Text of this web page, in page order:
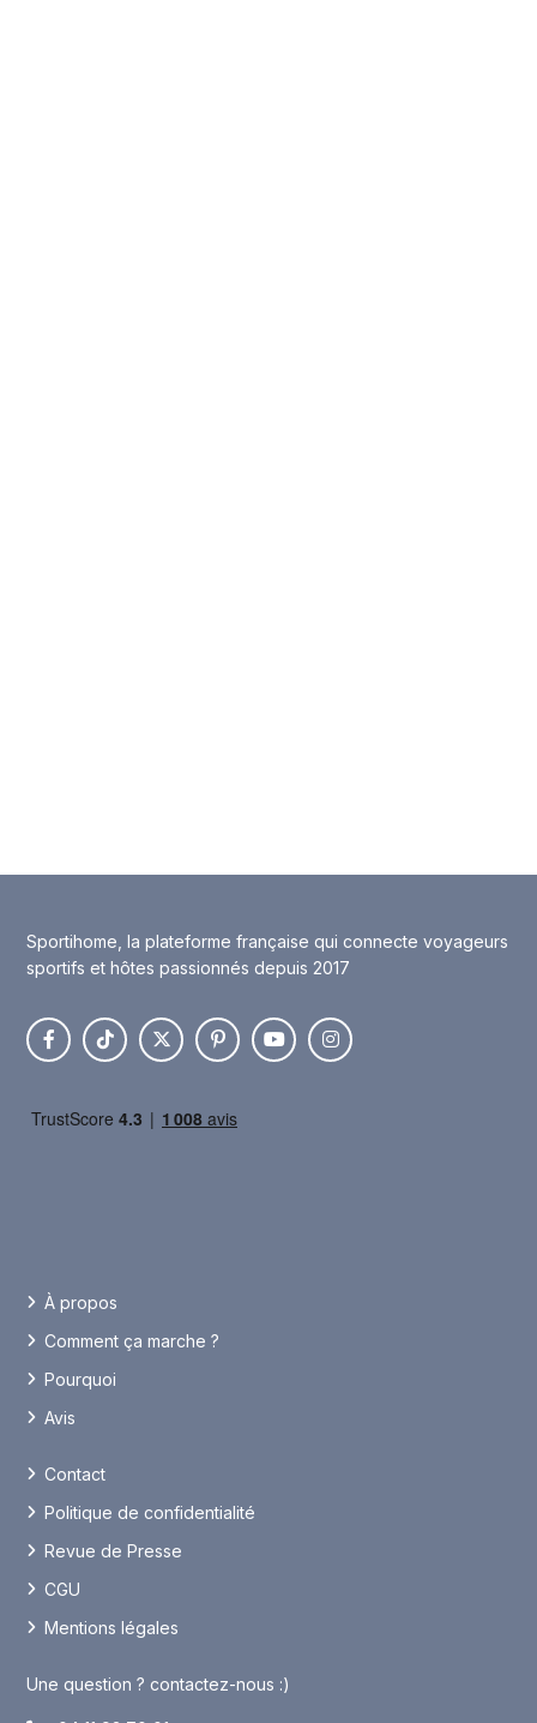
Sportihome, la plateforme française qui connecte voyageurs
sportifs et hôtes passionnés depuis 2017
À propos
Comment ça marche ?
Pourquoi
Avis
Contact
Politique de confidentialité
Revue de Presse
CGU
Mentions légales
Une question ? contactez-nous :)